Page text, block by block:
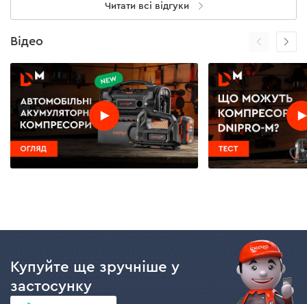
Читати всі відгуки
Відео
Купуйте ще зручніше у
застосунку